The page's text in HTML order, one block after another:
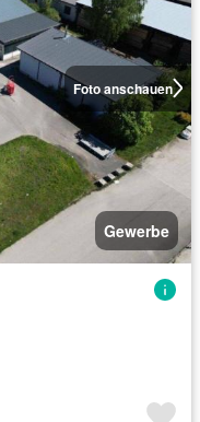
Foto anschauen
Gewerbe